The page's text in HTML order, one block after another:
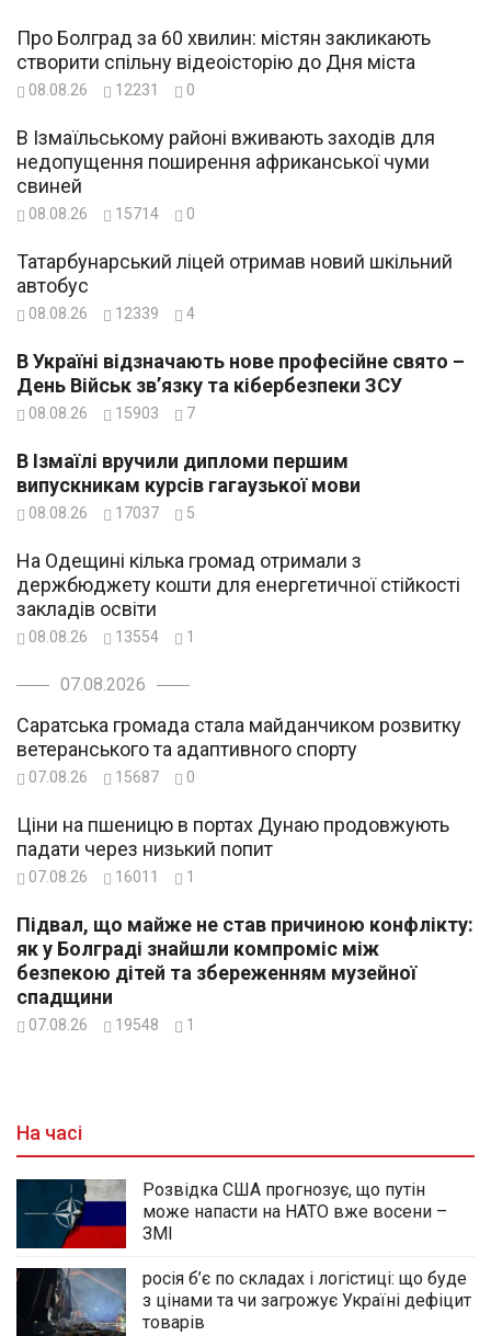
Про Болград за 60 хвилин: містян закликають
створити спільну відеоісторію до Дня міста
08.08.26 12231 0
В Ізмаїльському районі вживають заходів для
недопущення поширення африканської чуми
свиней
08.08.26 15714 0
Татарбунарський ліцей отримав новий шкільний
автобус
08.08.26 12339 4
В Україні відзначають нове професійне свято –
День Військ зв’язку та кібербезпеки ЗСУ
08.08.26 15903 7
В Ізмаїлі вручили дипломи першим
випускникам курсів гагаузької мови
08.08.26 17037 5
На Одещині кілька громад отримали з
держбюджету кошти для енергетичної стійкості
закладів освіти
08.08.26 13554 1
07.08.2026
Саратська громада стала майданчиком розвитку
ветеранського та адаптивного спорту
07.08.26 15687 0
Ціни на пшеницю в портах Дунаю продовжують
падати через низький попит
07.08.26 16011 1
Підвал, що майже не став причиною конфлікту:
як у Болграді знайшли компроміс між
безпекою дітей та збереженням музейної
спадщини
07.08.26 19548 1
На часі
Розвідка США прогнозує, що путін
може напасти на НАТО вже восени –
ЗМІ
росія б’є по складах і логістиці: що буде
з цінами та чи загрожує Україні дефіцит
товарів